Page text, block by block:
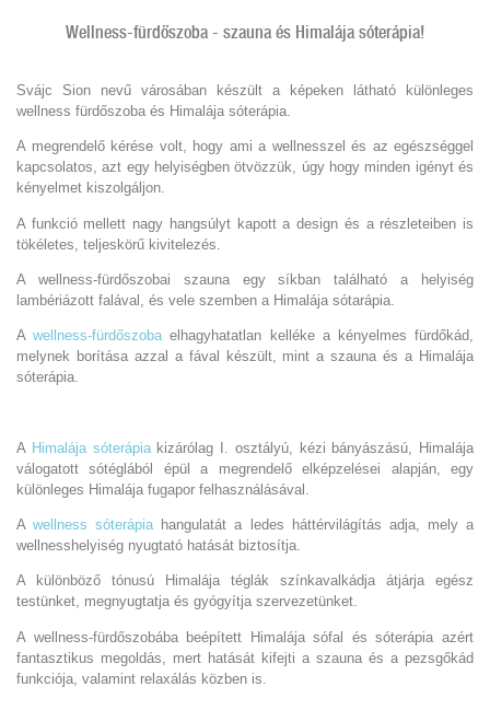
Wellness-fürdőszoba - szauna és Himalája sóterápia!
Svájc Sion nevű városában készült a képeken látható különleges
wellness fürdőszoba és Himalája sóterápia.
A megrendelő kérése volt, hogy ami a wellnesszel és az egészséggel
kapcsolatos, azt egy helyiségben ötvözzük, úgy hogy minden igényt és
kényelmet kiszolgáljon.
A funkció mellett nagy hangsúlyt kapott a design és a részleteiben is
tökéletes, teljeskörű kivitelezés.
A wellness-fürdőszobai szauna egy síkban található a helyiség
lambériázott falával, és vele szemben a Himalája sótarápia.
Awellness-fürdőszobaelhagyhatatlan kelléke a kényelmes fürdőkád,
melynek borítása azzal a fával készült, mint a szauna és a Himalája
sóterápia.
A Himalája sóterápiakizárólag I. osztályú, kézi bányászású, Himalája
válogatott sótéglából épül a megrendelő elképzelései alapján, egy
különleges Himalája fugapor felhasználásával.
Awellness sóterápiahangulatát a ledes háttérvilágítás adja, mely a
wellnesshelyiség nyugtató hatását biztosítja.
A különböző tónusú Himalája téglák színkavalkádja átjárja egész
testünket, megnyugtatja és gyógyítja szervezetünket.
A wellness-fürdőszobába beépített Himalája sófal és sóterápia azért
fantasztikus megoldás, mert hatását kifejti a szauna és a pezsgőkád
funkciója, valamint relaxálás közben is.